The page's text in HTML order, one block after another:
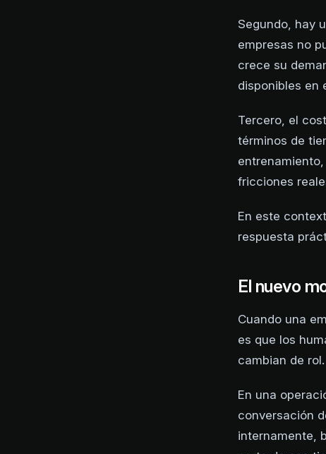
Segundo, hay
empresas no
crece su
disponibles en
Tercero, el
términos de
fricciones
En este
respuesta
El nuevo
Cuando una
es que los
cambian de rol.
En una
conversación
internamente,